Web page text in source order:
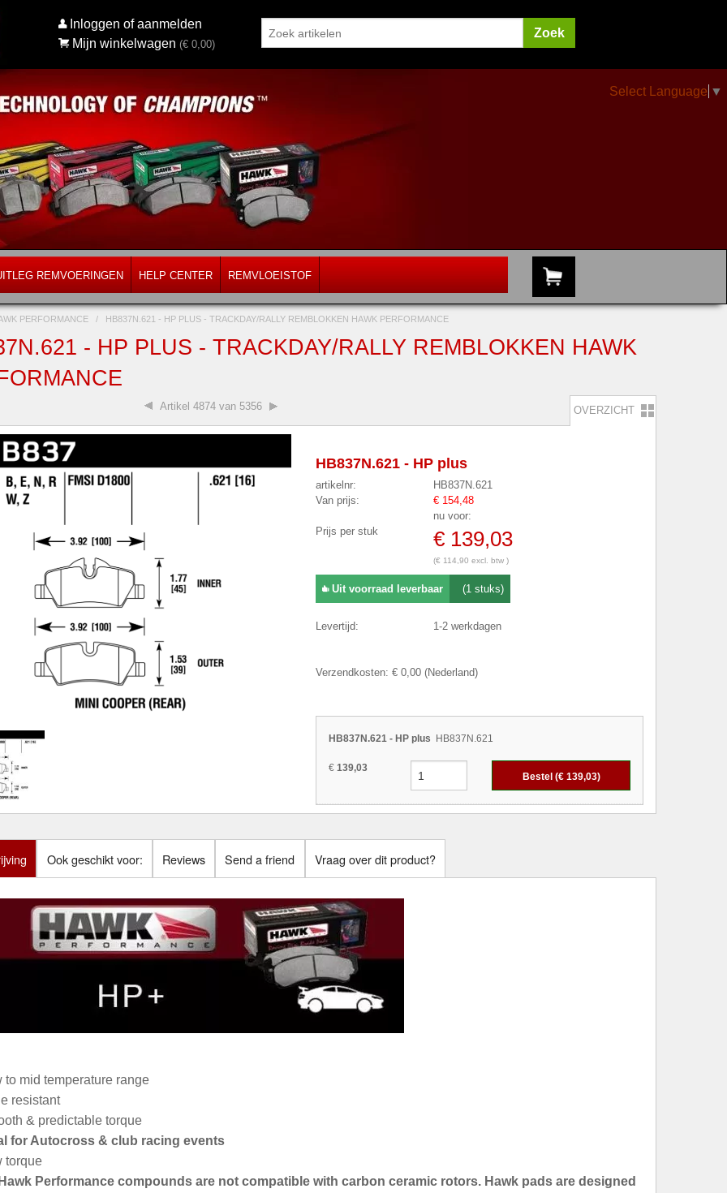
Inloggen of aanmelden
Mijn winkelwagen (€0,00)
Select Language ▼
REMVOERINGEN HELP CENTER REMVLOEISTOF
PERFORMANCE / HB837N.621 - HP PLUS - TRACKDAY/RALLY REMBLOKKEN HAWK PERFORMANCE
- HP PLUS - TRACKDAY/RALLY REMBLOKKEN HAWK
Artikel 4874 van 5356 OVERZICHT
HB837N.621 - HP plus
artikelnr:
HB837N.621
Van prijs:
€ 154,48
nu voor:
Prijs per stuk
€ 139,03
(€ 114,90 excl. btw )
Uit voorraad leverbaar (1 stuks)
Levertijd: 1-2 werkdagen
Verzendkosten: € 0,00 (Nederland)
HB837N.621 - HP plus HB837N.621
€ 139,03
Bestel (€ 139,03)
Ook geschikt voor: Reviews Send a friend Vraag over dit product?
to mid temperature range
resistant
& predictable torque
for Autocross & club racing events
torque
Performance compounds are not compatible with carbon ceramic rotors. Hawk pads are designed